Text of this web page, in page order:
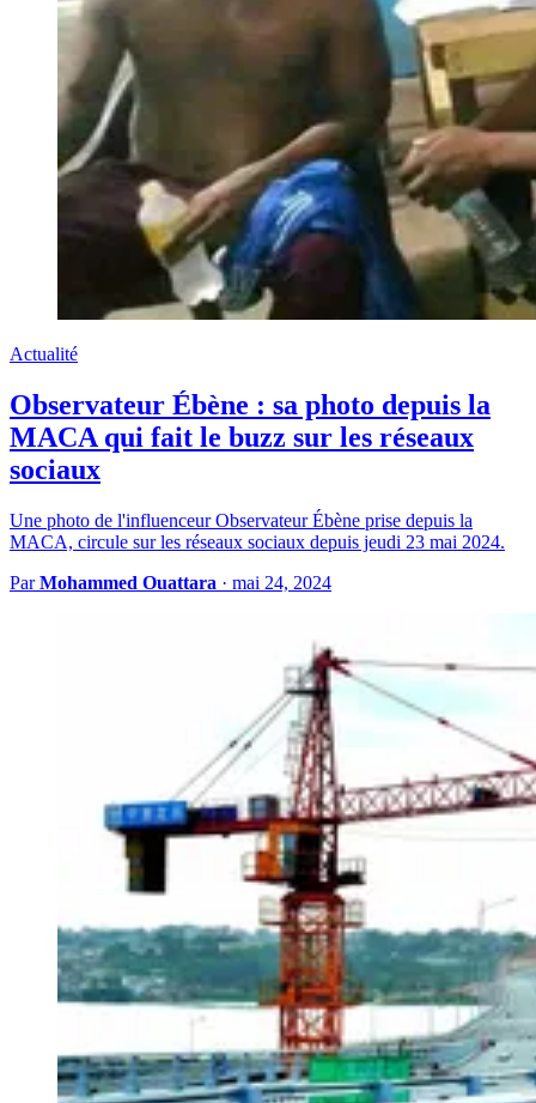
Actualité
Observateur Ébène : sa photo depuis la
MACA qui fait le buzz sur les réseaux
sociaux
Une photo de l'influenceur Observateur Ébène prise depuis la
MACA, circule sur les réseaux sociaux depuis jeudi 23 mai 2024.
ParMohammed Ouattara · mai 24, 2024